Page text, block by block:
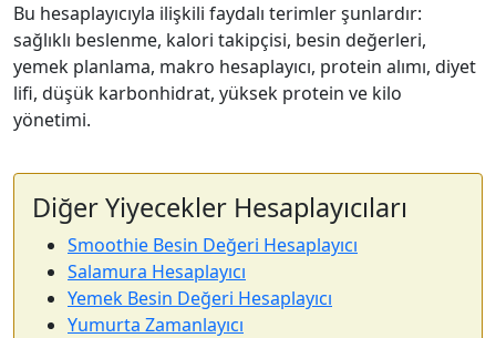
Bu hesaplayıcıyla ilişkili faydalı terimler şunlardır:
sağlıklı beslenme, kalori takipçisi, besin değerleri,
yemek planlama, makro hesaplayıcı, protein alımı, diyet
lifi, düşük karbonhidrat, yüksek protein ve kilo
yönetimi.
Diğer Yiyecekler Hesaplayıcıları
Smoothie Besin Değeri Hesaplayıcı
Salamura Hesaplayıcı
Yemek Besin Değeri Hesaplayıcı
Yumurta Zamanlayıcı